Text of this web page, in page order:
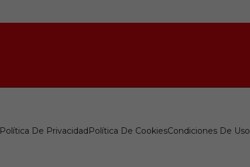
Política De PrivacidadPolítica De CookiesCondiciones De Uso